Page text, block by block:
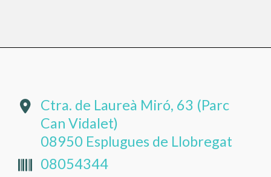
Ctra. de Laureà Miró, 63 (Parc
Can Vidalet)
08950 Esplugues de Llobregat
08054344